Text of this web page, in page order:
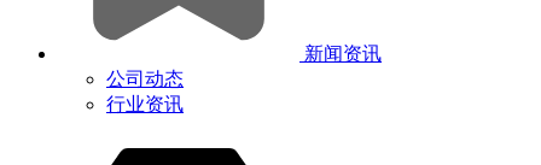
新闻资讯
公司动态
行业资讯